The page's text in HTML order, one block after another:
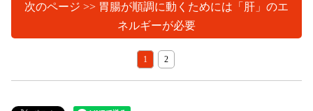
次のページ >> 胃腸が順調に動くためには「肝」のエ
ネルギーが必要
1 2